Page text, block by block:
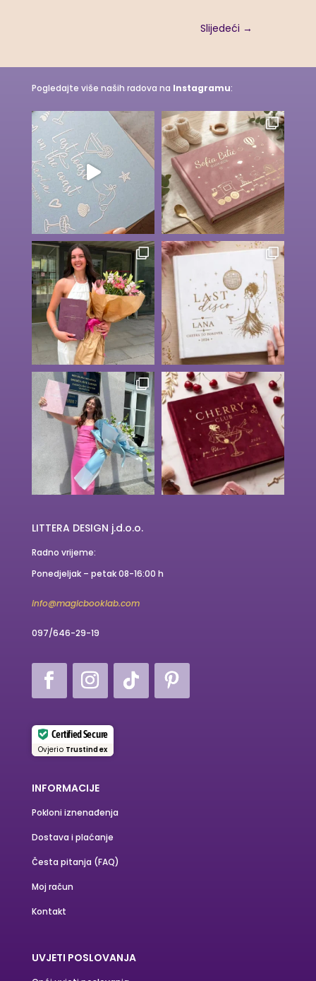
Slijedeći →
Pogledajte više naših radova na Instagramu:
LITTERA DESIGN j.d.o.o.
Radno vrijeme:
Ponedjeljak – petak 08-16:00 h
info@magicbooklab.com
097/646-29-19
Certified Secure
Ovjerio Trustindex
INFORMACIJE
Pokloni iznenađenja
Dostava i plaćanje
Česta pitanja (FAQ)
Moj račun
Kontakt
UVJETI POSLOVANJA